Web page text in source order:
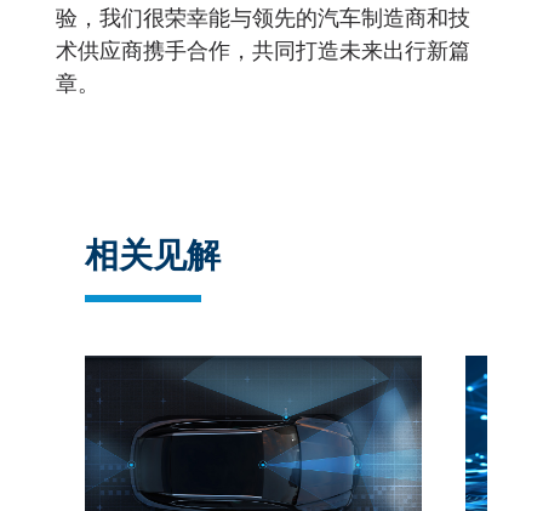
验，我们很荣幸能与领先的汽车制造商和技
术供应商携手合作，共同打造未来出行新篇
章。
相关见解